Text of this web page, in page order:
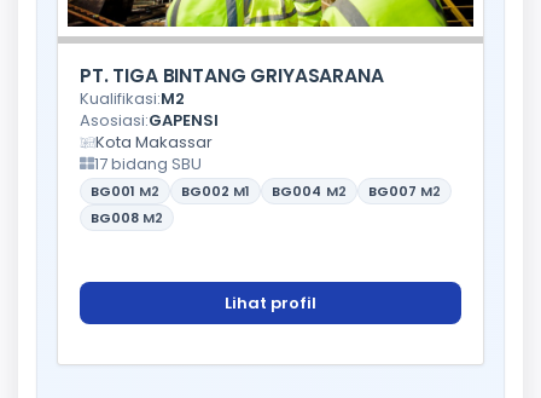
PT. TIGA BINTANG GRIYASARANA
Kualifikasi:M2
Asosiasi:GAPENSI
Kota Makassar
17 bidang SBU
BG001 M2 BG002 M1 BG004 M2 BG007 M2
BG008 M2
Lihat profil